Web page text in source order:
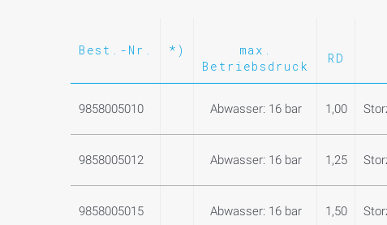
Best.-Nr. *)
max.
Betriebsdruck
RD
9858005010 Abwasser: 16 bar 1,00
9858005012 Abwasser: 16 bar 1,25
9858005015 Abwasser: 16 bar 1,50